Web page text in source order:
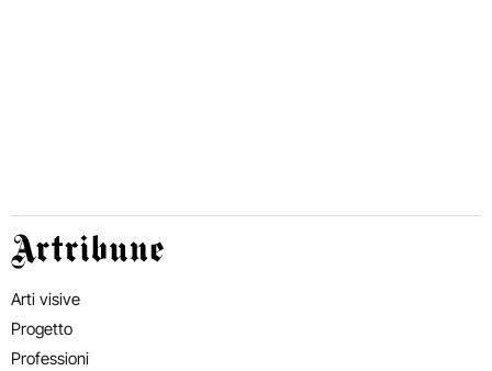
Artribune
Arti visive
Progetto
Professioni